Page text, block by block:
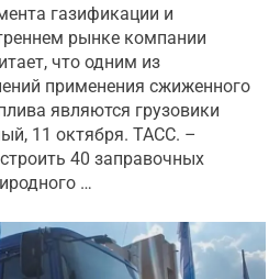
газификации и
рынке компании
что одним из
применения сжиженного
являются грузовики
11 октября. ТАСС. –
40 заправочных
…